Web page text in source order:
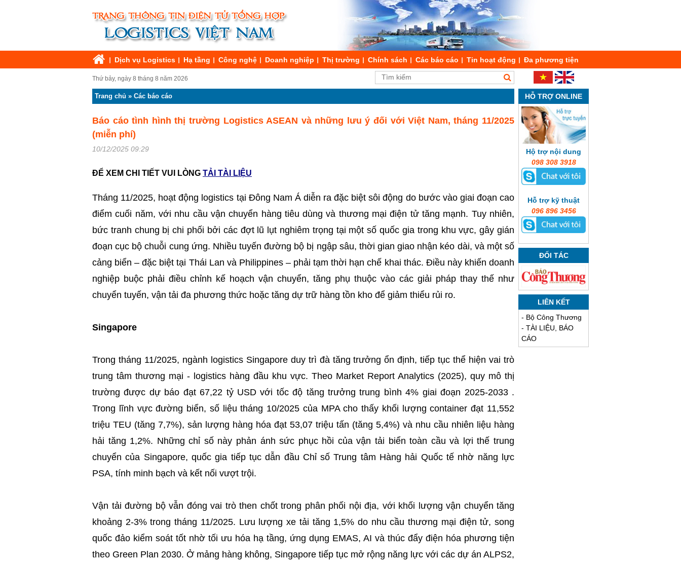
Dịch vụ Logistics Hạ tầng Công nghệ Doanh nghiệp Thị trường Chính sách Các báo cáo Tin hoạt động Đa phương tiện
Thứ bảy, ngày 8 tháng 8 năm 2026
Trang chủ » Các báo cáo
Báo cáo tình hình thị trường Logistics ASEAN và những lưu ý đối với Việt Nam, tháng 11/2025
(miễn phí)
10/12/2025 09:29
ĐỂ XEM CHI TIẾT VUI LÒNG TẢI TÀI LIỆU
Tháng 11/2025, hoạt động logistics tại Đông Nam Á diễn ra đặc biệt sôi động do bước vào giai đoạn cao
điểm cuối năm, với nhu cầu vận chuyển hàng tiêu dùng và thương mại điện tử tăng mạnh. Tuy nhiên,
bức tranh chung bị chi phối bởi các đợt lũ lụt nghiêm trọng tại một số quốc gia trong khu vực, gây gián
đoạn cục bộ chuỗi cung ứng. Nhiều tuyến đường bộ bị ngập sâu, thời gian giao nhận kéo dài, và một số
cảng biển – đặc biệt tại Thái Lan và Philippines – phải tạm thời hạn chế khai thác. Điều này khiến doanh
nghiệp buộc phải điều chỉnh kế hoạch vận chuyển, tăng phụ thuộc vào các giải pháp thay thế như
chuyển tuyến, vận tải đa phương thức hoặc tăng dự trữ hàng tồn kho để giảm thiểu rủi ro.
Singapore
Trong tháng 11/2025, ngành logistics Singapore duy trì đà tăng trưởng ổn định, tiếp tục thể hiện vai trò
trung tâm thương mại - logistics hàng đầu khu vực. Theo Market Report Analytics (2025), quy mô thị
trường được dự báo đạt 67,22 tỷ USD với tốc độ tăng trưởng trung bình 4% giai đoạn 2025-2033 .
Trong lĩnh vực đường biển, số liệu tháng 10/2025 của MPA cho thấy khối lượng container đạt 11,552
triệu TEU (tăng 7,7%), sản lượng hàng hóa đạt 53,07 triệu tấn (tăng 5,4%) và nhu cầu nhiên liệu hàng
hải tăng 1,2%. Những chỉ số này phản ánh sức phục hồi của vận tải biển toàn cầu và lợi thế trung
chuyển của Singapore, quốc gia tiếp tục dẫn đầu Chỉ số Trung tâm Hàng hải Quốc tế nhờ năng lực
PSA, tính minh bạch và kết nối vượt trội.
Vận tải đường bộ vẫn đóng vai trò then chốt trong phân phối nội địa, với khối lượng vận chuyển tăng
khoảng 2-3% trong tháng 11/2025. Lưu lượng xe tải tăng 1,5% do nhu cầu thương mại điện tử, song
quốc đảo kiểm soát tốt nhờ tối ưu hóa hạ tầng, ứng dụng EMAS, AI và thúc đẩy điện hóa phương tiện
theo Green Plan 2030. Ở mảng hàng không, Singapore tiếp tục mở rộng năng lực với các dự án ALPS2,
HỖ TRỢ ONLINE
Hộ trợ nội dung
098 308 3918
Hỗ trợ kỹ thuật
096 896 3456
ĐỐI TÁC
LIÊN KẾT
- Bộ Công Thương
- TÀI LIỆU, BÁO
CÁO